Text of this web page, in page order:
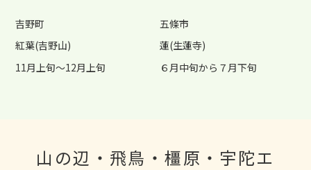
吉野町
紅葉(吉野山)
11月上旬～12月上旬
五條市
蓮(生蓮寺)
６月中旬から７月下旬
山の辺・飛鳥・橿原・宇陀エ